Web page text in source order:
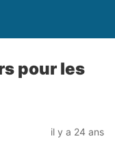
pour les
il y a 24 ans